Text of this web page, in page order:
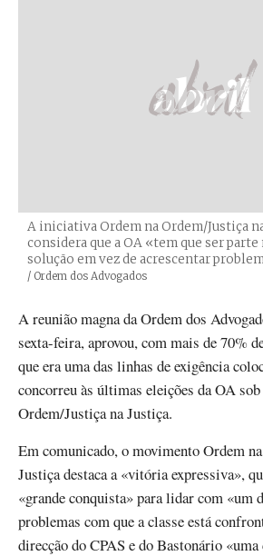
A iniciativa Ordem na Ordem/Justiça
considera que a OA «tem que ser parte
solução em vez de acrescentar
Créditos
/ Ordem dos Advogados
A reunião magna da Ordem dos
sexta-feira, aprovou, com mais de 70%
que era uma das linhas de exigência
concorreu às últimas eleições da OA
Ordem/Justiça na Justiça.
Em comunicado, o movimento Ordem
Justiça destaca a «vitória expressiva»,
«grande conquista» para lidar com «um
problemas com que a classe está
direcção do CPAS e do Bastonário